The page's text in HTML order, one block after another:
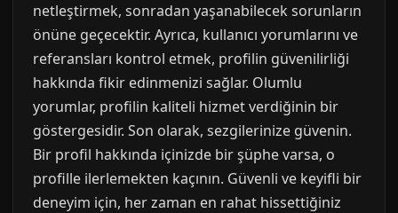
netleştirmek, sonradan yaşanabilecek sorunların
önüne geçecektir. Ayrıca, kullanıcı yorumlarını ve
referansları kontrol etmek, profilin güvenilirliği
hakkında fikir edinmenizi sağlar. Olumlu
yorumlar, profilin kaliteli hizmet verdiğinin bir
göstergesidir. Son olarak, sezgilerinize güvenin.
Bir profil hakkında içinizde bir şüphe varsa, o
profille ilerlemekten kaçının. Güvenli ve keyifli bir
deneyim için, her zaman en rahat hissettiğiniz